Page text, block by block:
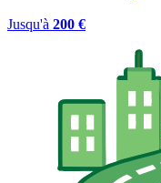
Jusqu'à 200 €